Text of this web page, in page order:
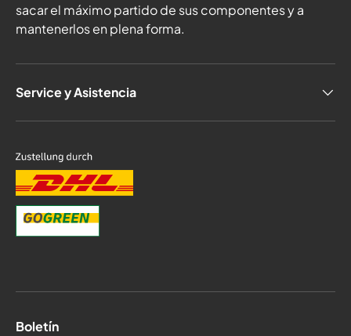
sacar el máximo partido de sus componentes y a
mantenerlos en plena forma.
Service y Asistencia
Boletín